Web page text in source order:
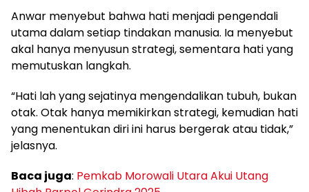
Anwar menyebut bahwa hati menjadi pengendali
utama dalam setiap tindakan manusia. Ia menyebut
akal hanya menyusun strategi, sementara hati yang
memutuskan langkah.
“Hati lah yang sejatinya mengendalikan tubuh, bukan
otak. Otak hanya memikirkan strategi, kemudian hati
yang menentukan diri ini harus bergerak atau tidak,”
jelasnya.
Baca juga: Pemkab Morowali Utara Akui Utang